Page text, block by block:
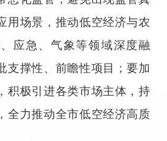
用场景，推动低空经济与农
应急、气象等领域深度融
支撑性、前瞻性项目；要加
积极引进各类市场主体，持
全力推动全市低空经济高质